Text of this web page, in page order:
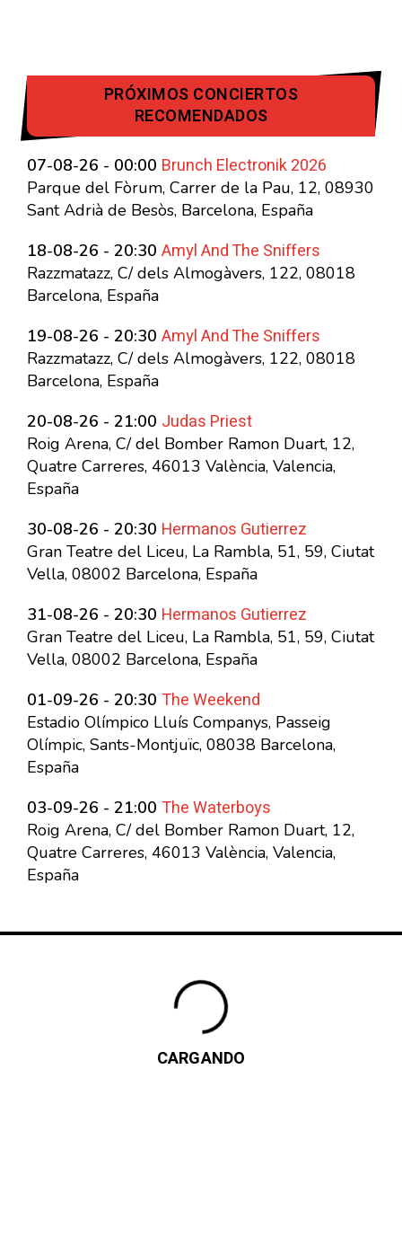
PRÓXIMOS CONCIERTOS
RECOMENDADOS
07-08-26 - 00:00 Brunch Electronik 2026
Parque del Fòrum, Carrer de la Pau, 12, 08930
Sant Adrià de Besòs, Barcelona, España
18-08-26 - 20:30 Amyl And The Sniffers
Razzmatazz, C/ dels Almogàvers, 122, 08018
Barcelona, España
19-08-26 - 20:30 Amyl And The Sniffers
Razzmatazz, C/ dels Almogàvers, 122, 08018
Barcelona, España
20-08-26 - 21:00 Judas Priest
Roig Arena, C/ del Bomber Ramon Duart, 12,
Quatre Carreres, 46013 València, Valencia,
España
30-08-26 - 20:30 Hermanos Gutierrez
Gran Teatre del Liceu, La Rambla, 51, 59, Ciutat
Vella, 08002 Barcelona, España
31-08-26 - 20:30 Hermanos Gutierrez
Gran Teatre del Liceu, La Rambla, 51, 59, Ciutat
Vella, 08002 Barcelona, España
01-09-26 - 20:30 The Weekend
Estadio Olímpico Lluís Companys, Passeig
Olímpic, Sants-Montjuïc, 08038 Barcelona,
España
03-09-26 - 21:00 The Waterboys
Roig Arena, C/ del Bomber Ramon Duart, 12,
Quatre Carreres, 46013 València, Valencia,
España
CARGANDO